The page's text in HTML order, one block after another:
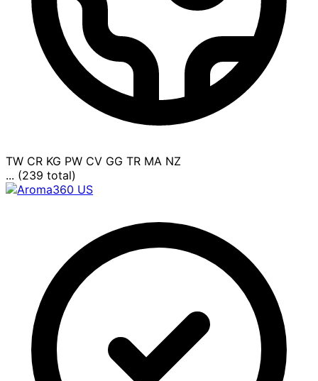
TW CR KG PW CV GG TR MA NZ
... (239 total)